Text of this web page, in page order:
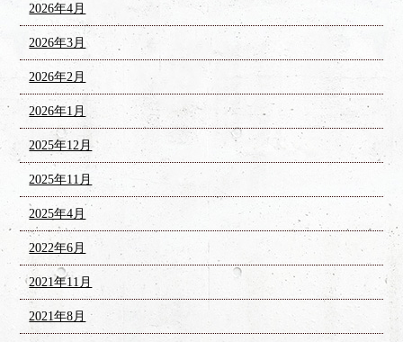
2026年4月
2026年3月
2026年2月
2026年1月
2025年12月
2025年11月
2025年4月
2022年6月
2021年11月
2021年8月